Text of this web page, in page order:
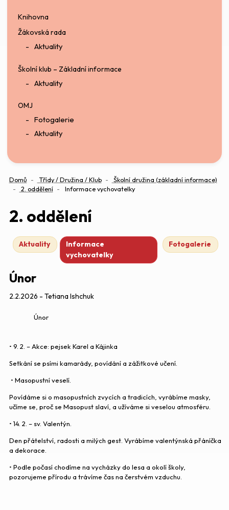
Knihovna
Žákovská rada
Aktuality
Školní klub – Základní informace
Aktuality
OMJ
Fotogalerie
Aktuality
Domů Třídy / Družina / Klub
Školní družina (základní informace)
2. oddělení
Informace vychovatelky
2. oddělení
Aktuality
Informace
vychovatelky
Fotogalerie
Únor
2.2.2026 - Tetiana Ishchuk
Únor
• 9. 2. – Akce: pejsek Karel a Kájinka
Setkání se psími kamarády, povídání a zážitkové učení.
• Masopustní veselí.
Povídáme si o masopustních zvycích a tradicích, vyrábíme masky,
učíme se, proč se Masopust slaví, a užíváme si veselou atmosféru.
• 14. 2. – sv. Valentýn.
Den přátelství, radosti a milých gest. Vyrábíme valentýnská přáníčka
a dekorace.
• Podle počasí chodíme na vycházky do lesa a okolí školy,
pozorujeme přírodu a trávíme čas na čerstvém vzduchu.